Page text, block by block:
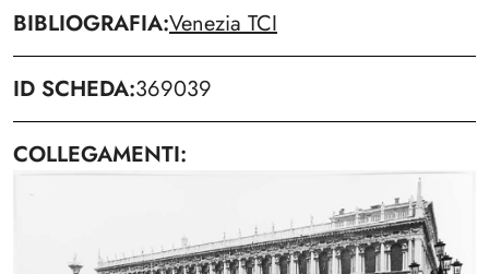
BIBLIOGRAFIA Venezia TCI
ID SCHEDA 369039
COLLEGAMENTI